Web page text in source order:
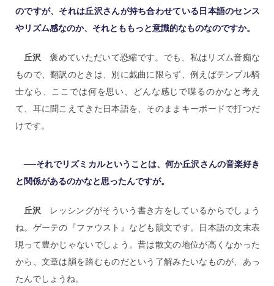
のですが、それは丘沢さんが持ち合わせている日本語のセンス
やリズム感なのか、それとももっと意識的なものなのですか。
丘沢 褒めていただいて恐縮です。でも、私はリズム音痴な
もので、翻訳のときは、別に戯曲に限らず、例えばテンプル騎
士なら、ここでは何を思い、どんな感じで喋るのかなと考え
て、耳に聞こえてきた日本語を、そのままキーボードで打つだ
けです。
──それでリズミカルということは、何か丘沢さんの音楽好き
と関係があるのかなと思ったんですが。
丘沢 レッシングがそういう書き方をしているからでしょう
ね。ゲーテの『ファウスト』なども韻文です。日本語の文末表
現って豊かじゃないでしょう。昔は散文の地位が高くなかった
から、文章は韻を踏むものだという了解みたいなものが、あっ
たんでしょうね。